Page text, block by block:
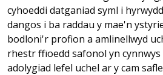
cyhoeddi datganiad syml i
dangos i ba raddau y mae'n
bodloni'r profion a amlinellwyd
rhestr ffïoedd safonol yn
adolygiad lefel uchel ar y cam